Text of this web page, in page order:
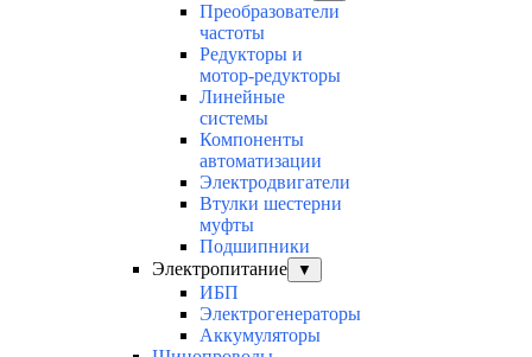
Преобразователи
частоты
Редукторы и
мотор-редукторы
Линейные
системы
Компоненты
автоматизации
Электродвигатели
Втулки шестерни
муфты
Подшипники
Электропитание
▼
ИБП
Электрогенераторы
Аккумуляторы